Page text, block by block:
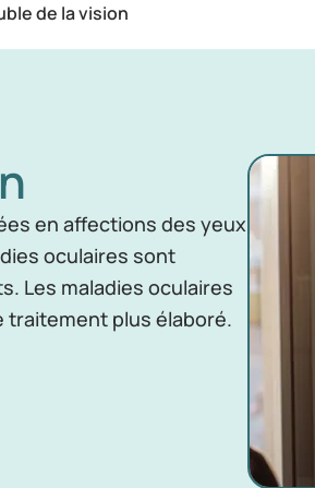
de la vision
en affections des yeux
oculaires sont
Les maladies oculaires
traitement plus élaboré.